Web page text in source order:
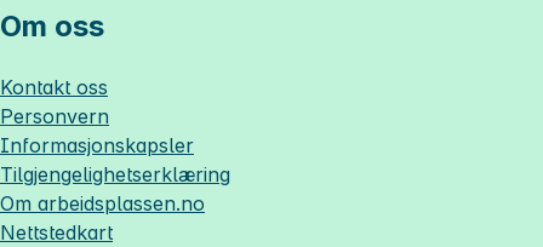
Om oss
Kontakt oss
Personvern
Informasjonskapsler
Tilgjengelighetserklæring
Om arbeidsplassen.no
Nettstedkart